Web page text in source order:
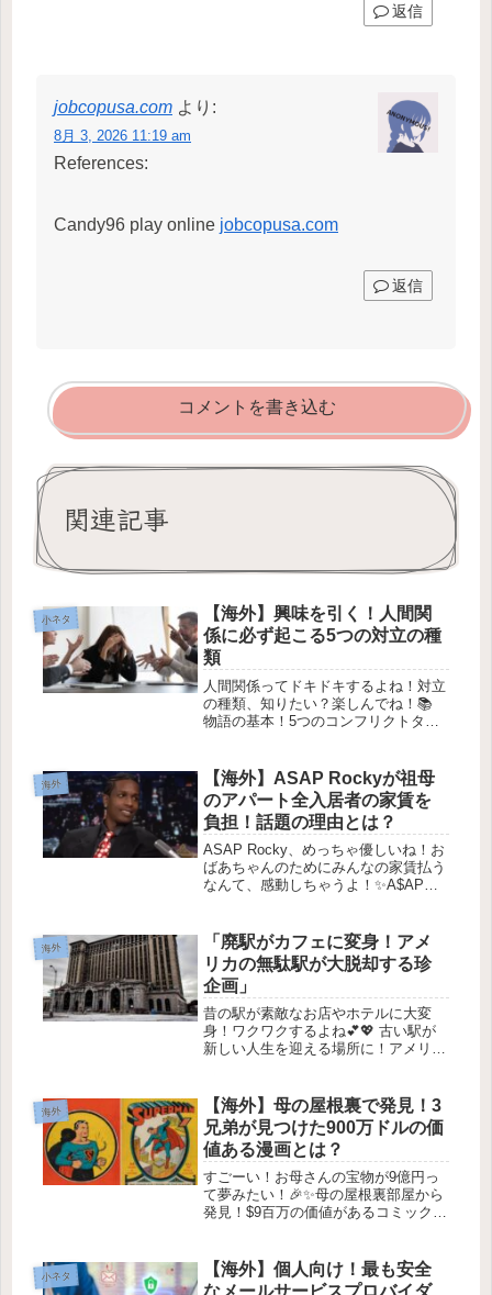
返信
jobcopusa.com より:
8月 3, 2026 11:19 am
References:
Candy96 play online jobcopusa.com
返信
コメントを書き込む
関連記事
小ネタ
【海外】興味を引く！人間関
係に必ず起こる5つの対立の種
類
人間関係ってドキドキするよね！対立
の種類、知りたい？楽しんでね！📚
物語の基本！5つのコンフリクトタイ
ないと、どんな物語も魅力に欠ける
し、ワクワク感がないもん。この記事
では...
海外
【海外】ASAP Rockyが祖母
のアパート全入居者の家賃を
負担！話題の理由とは？
ASAP Rocky、めっちゃ優しいね！お
ばあちゃんのためにみんなの家賃払う
なんて、感動しちゃうよ！✨A$AP
人気ラッパーのA$AP Rocky（エイサ
ップ・ロッキー...
海外
「廃駅がカフェに変身！アメ
リカの無駄駅が大脱却する珍
企画」
昔の駅が素敵なお店やホテルに大変
身！ワクワクするよね💕💖 古い駅が
新しい人生を迎える場所に！アメリカ
かったように、新しい注目のスポット
として生まれ変わっているんです！✨
これ...
海外
【海外】母の屋根裏で発見！3
兄弟が見つけた900万ドルの価
値ある漫画とは？
すごーい！お母さんの宝物が9億円っ
て夢みたい！🎉✨母の屋根裏部屋から
発見！$9百万の価値があるコミック📚
ね。🌟思わぬ発見！北カリフォルニア
に住む3人の兄弟が、母親の遺...
小ネタ
【海外】個人向け！最も安全